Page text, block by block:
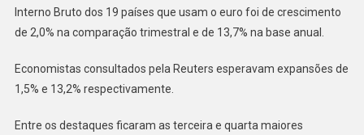
Interno Bruto dos 19 países que usam o euro foi de crescimento
de 2,0% na comparação trimestral e de 13,7% na base anual.
Economistas consultados pela Reuters esperavam expansões de
1,5% e 13,2% respectivamente.
Entre os destaques ficaram as terceira e quarta maiores